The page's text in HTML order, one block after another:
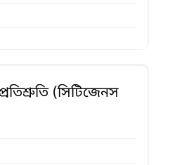
(সিটিজেনস